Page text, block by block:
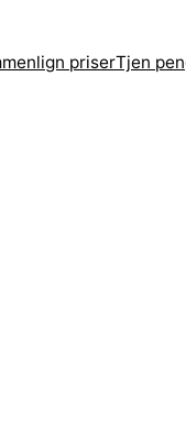
priserTjen